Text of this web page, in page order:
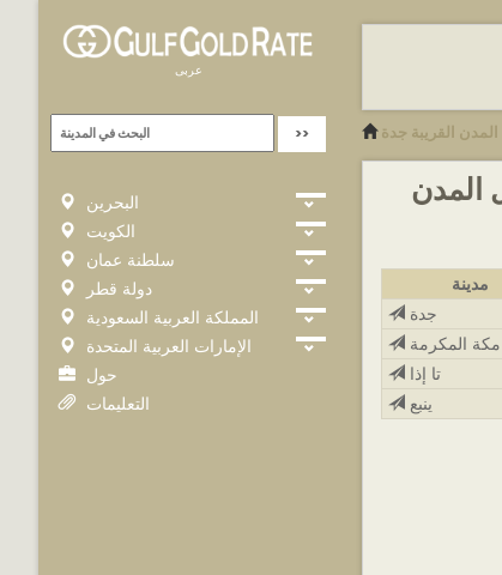
عربى
البحرين
الكويت
سلطنة عمان
دولة قطر
المملكة العربية السعودية
الإمارات العربية المتحدة
حول
التعليمات
المدن القريبة جدة
24 في كل المدن
مدينة
جدة
مكة المكرمة
تا إذا
ينبع